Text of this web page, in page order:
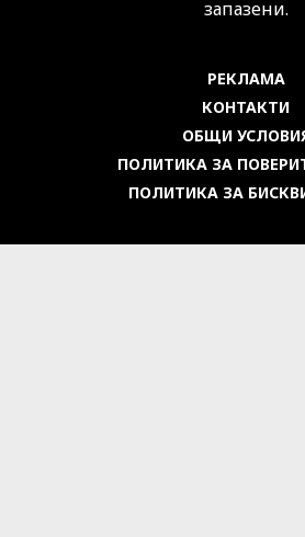
запазени.
РЕКЛАМА
КОНТАКТИ
ОБЩИ
ПОЛИТИКА ЗА
ПОЛИТИКА ЗА